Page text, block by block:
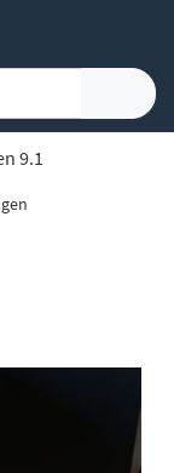
9.1